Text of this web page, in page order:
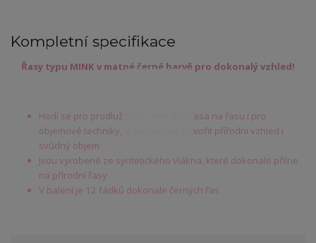
Kompletní specifikace
Řasy typu MINK v matné černé barvě pro dokonalý vzhled!
Hodí se pro prodlužování metodou řasa na řasu i pro
objemové techniky, je tak možné vytvořit přířodní vzhled i
svůdný objem
Jsou vyrobené ze syntetického vlákna, které dokonale přilne
na přírodní řasy
V balení je 12 řádků dokonale černých řas